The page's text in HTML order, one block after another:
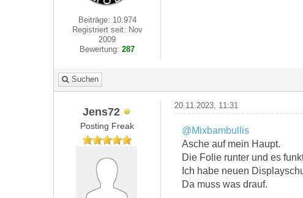
Beiträge: 10.974
Registriert seit: Nov
2009
Bewertung:287
Suchen
Jens72
Posting Freak
20.11.2023, 11:31
@Mixbambullis
Asche auf mein Haupt.
Die Folie runter und es
Ich habe neuen
Da muss was drauf.